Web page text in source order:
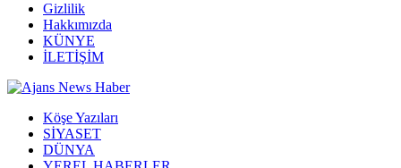
Gizlilik
Hakkımızda
KÜNYE
İLETİŞİM
Köşe Yazıları
SİYASET
DÜNYA